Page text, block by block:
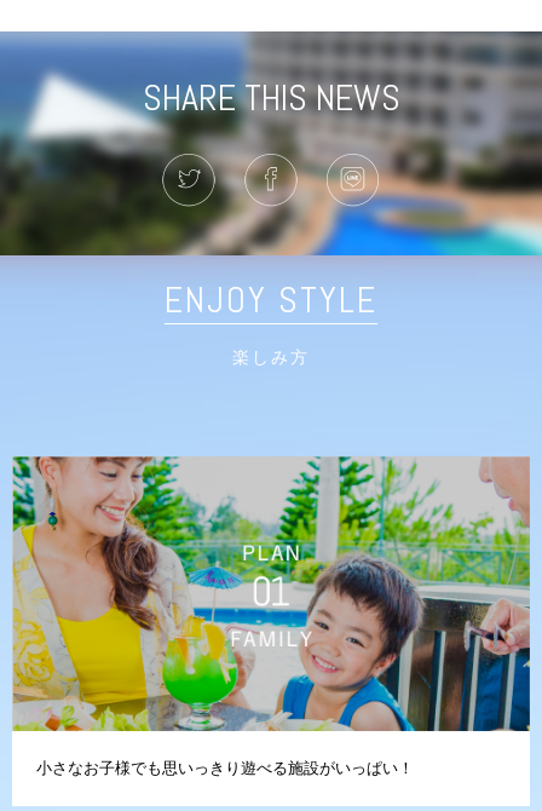
SHARE THIS NEWS
ENJOY STYLE
楽しみ方
小さなお子様でも思いっきり遊べる施設がいっぱい！